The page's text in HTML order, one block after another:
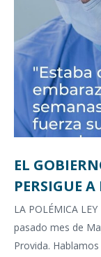
EL
PERSIGUE
LA POLÉMICA
pasado mes de
Provida.